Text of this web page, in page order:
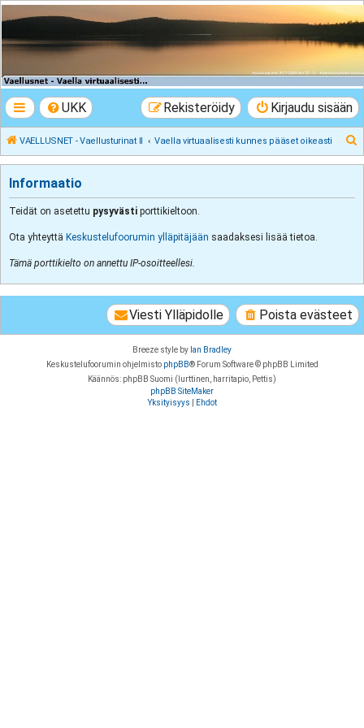
VAELLUSNET -
Vaellusturinat II
UKK Kirjaudu sisään
Rekisteröidy
VAELLUSNET - Vaellusturinat II Vaella virtuaalisesti kunnes pääset oikeasti
Informaatio
Teidät on asetettu pysyvästi porttikieltoon.
Ota yhteyttä Keskustelufoorumin ylläpitäjään saadaksesi lisää tietoa.
Tämä porttikielto on annettu IP-osoitteellesi.
Poista evästeet
Viesti Ylläpidolle
Breeze style by Ian Bradley
Keskustelufoorumin ohjelmisto phpBB® Forum Software © phpBB Limited
Käännös: phpBB Suomi (lurttinen, harritapio, Pettis)
phpBB SiteMaker
Yksityisyys
Ehdot